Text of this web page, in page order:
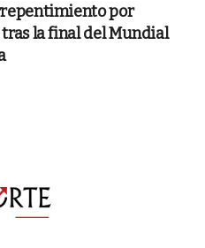
por
la final del Mundial